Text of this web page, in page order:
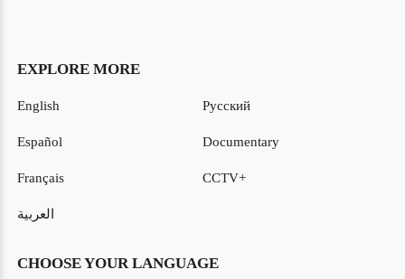
EXPLORE MORE
English
Español
Français
العربية
Русский
Documentary
CCTV+
CHOOSE YOUR LANGUAGE